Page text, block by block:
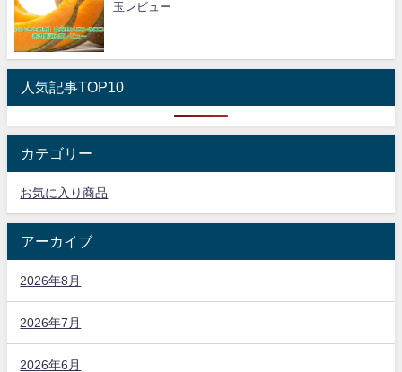
玉レビュー
人気記事TOP10
カテゴリー
お気に入り商品
アーカイブ
2026年8月
2026年7月
2026年6月